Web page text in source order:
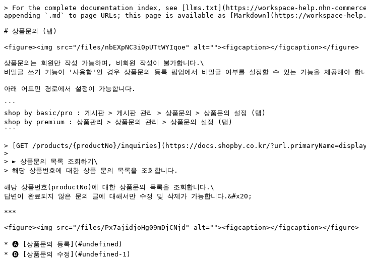
> For the complete documentation index, see [llms.txt](https://workspace-help.nhn-
appending `.md` to page URLs; this page is available as [Markdown](https://workspace-
# 상품문의 (탭)
<figure><img src="/files/nbEXpNC3i0pUTtWYIqoe" alt=""><figcaption></figcaption></figure>
상품문의는 회원만 작성 가능하며, 비회원 작성이 불가합니다.\
비밀글 쓰기 기능이 '사용함'인 경우 상품문의 등록 팝업에서 비밀글 여부를 설정할 수 있는 기능을 제공해야 합
아래 어드민 경로에서 설정이 가능합니다.
```
shop by basic/pro : 게시판 > 게시판 관리 > 상품문의 > 상품문의 설정 (탭)
shop by premium : 상품관리 > 상품문의 관리 > 상품문의 설정 (탭)
```
> [GET /products/{productNo}/inquiries](https://docs.shopby.co.kr/
>
> ► 상품문의 목록 조회하기\
> 해당 상품번호에 대한 상품 문의 목록을 조회합니다.
해당 상품번호(productNo)에 대한 상품문의 목록을 조회합니다.\
답변이 완료되지 않은 문의 글에 대해서만 수정 및 삭제가 가능합니다.&#x20;
***
<figure><img src="/files/Px7ajidjoHg09mDjCNjd" alt=""><figcaption></figcaption></figure>
* 🅐 [상품문의 등록](#undefined)
* 🅑 [상품문의 수정](#undefined-1)